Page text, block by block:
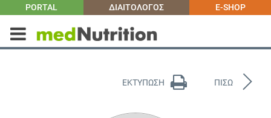
PORTAL ΔΙΑΙΤΟΛΟΓΟΣ E-SHOP
ΠΙΣΩ
ΕΚΤΥΠΩΣΗ